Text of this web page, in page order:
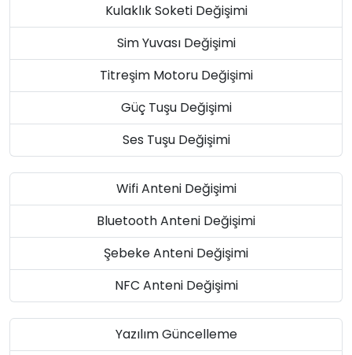
Kulaklık Soketi Değişimi
Sim Yuvası Değişimi
Titreşim Motoru Değişimi
Güç Tuşu Değişimi
Ses Tuşu Değişimi
Wifi Anteni Değişimi
Bluetooth Anteni Değişimi
Şebeke Anteni Değişimi
NFC Anteni Değişimi
Yazılım Güncelleme